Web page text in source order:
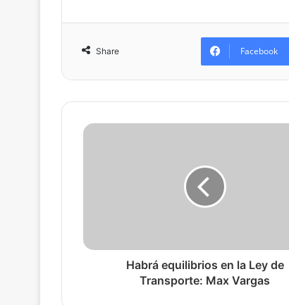
Share Facebook
Habrá equilibrios en la Ley de
Transporte: Max Vargas